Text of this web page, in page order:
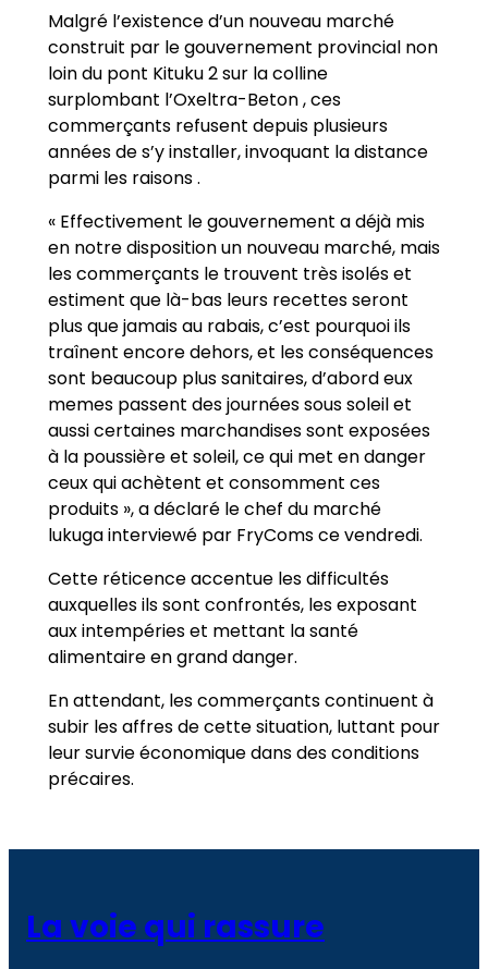
Malgré l’existence d’un nouveau marché
construit par le gouvernement provincial non
loin du pont Kituku 2 sur la colline
surplombant l’Oxeltra-Beton , ces
commerçants refusent depuis plusieurs
années de s’y installer, invoquant la distance
parmi les raisons .
« Effectivement le gouvernement a déjà mis
en notre disposition un nouveau marché, mais
les commerçants le trouvent très isolés et
estiment que là-bas leurs recettes seront
plus que jamais au rabais, c’est pourquoi ils
traînent encore dehors, et les conséquences
sont beaucoup plus sanitaires, d’abord eux
memes passent des journées sous soleil et
aussi certaines marchandises sont exposées
à la poussière et soleil, ce qui met en danger
ceux qui achètent et consomment ces
produits », a déclaré le chef du marché
lukuga interviewé par FryComs ce vendredi.
Cette réticence accentue les difficultés
auxquelles ils sont confrontés, les exposant
aux intempéries et mettant la santé
alimentaire en grand danger.
En attendant, les commerçants continuent à
subir les affres de cette situation, luttant pour
leur survie économique dans des conditions
précaires.
La voie qui rassure